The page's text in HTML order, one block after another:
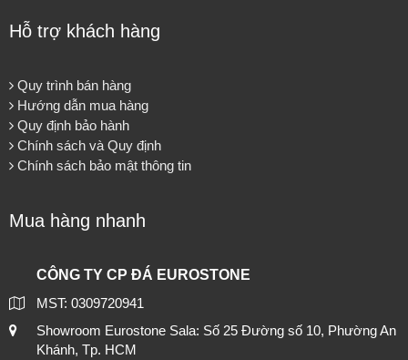
Hỗ trợ khách hàng
Quy trình bán hàng
Hướng dẫn mua hàng
Quy định bảo hành
Chính sách và Quy định
Chính sách bảo mật thông tin
Mua hàng nhanh
CÔNG TY CP ĐÁ EUROSTONE
MST: 0309720941
Showroom Eurostone Sala: Số 25 Đường số 10, Phường An
Khánh, Tp. HCM